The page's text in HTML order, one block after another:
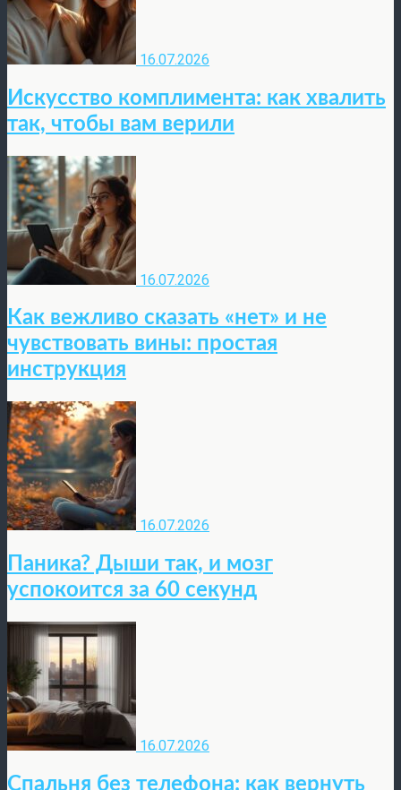
16.07.2026
Искусство комплимента: как хвалить
так, чтобы вам верили
16.07.2026
Как вежливо сказать «нет» и не
чувствовать вины: простая
инструкция
16.07.2026
Паника? Дыши так, и мозг
успокоится за 60 секунд
16.07.2026
Спальня без телефона: как вернуть